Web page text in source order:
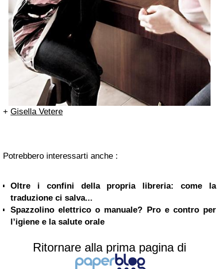
+ Gisella Vetere
Potrebbero interessarti anche :
Oltre i confini della propria libreria: come la
traduzione ci salva...
Spazzolino elettrico o manuale? Pro e contro per
l’igiene e la salute orale
Ritornare alla prima pagina di